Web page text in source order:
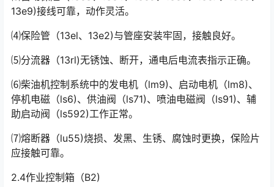
13e9)接线可靠，动作灵活。
⑷保险管（13el、13e2)与管座安装牢固，接触良好。
⑸分流器（13rl)无锈蚀、断开，通电后电流表指示正确。
⑹柴油机控制系统中的发电机（lm9)、启动电机（lm8)、
停机电磁（ls6)、供油阀（ls71)、喷油电磁阀（ls91)、辅
助启动阀（ls592)工作正常。
⑺熔断器（lu55)烧损、发黑、生锈、腐蚀时更换，保险片
应接触可靠。
2.4作业控制箱（B2)